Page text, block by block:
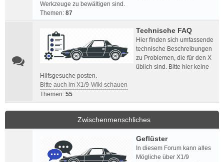
Werkzeuge zu bewältigen sind.
Themen: 87
Technische FAQ
Hier finden sich umfassende
technische Beschreibungen
zu Problemen, die für den X
üblich sind. Bitte hier keine
Hilfsgesuche posten.
Bitte auch im X1/9-Wiki schauen
Themen: 55
Zwischenmenschliches
Geflüster
In diesem Forum kann alles
Mögliche über X1/9